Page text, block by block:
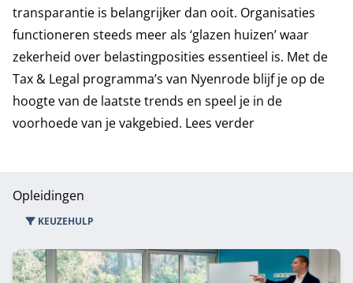
transparantie is belangrijker dan ooit. Organisaties
functioneren steeds meer als ‘glazen huizen’ waar
zekerheid over belastingposities essentieel is. Met de
Tax & Legal programma’s van Nyenrode blijf je op de
hoogte van de laatste trends en speel je in de
voorhoede van je vakgebied. Lees verder
Opleidingen
KEUZEHULP
5 opleidingen